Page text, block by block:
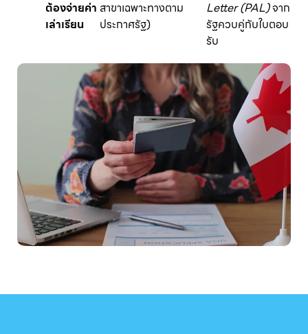
ต้องจ่ายค่า
เล่าเรียน
สาขาเฉพาะทางตาม
ประกาศรัฐ)
Letter (PAL)จาก
รัฐควบคู่กับใบตอบ
รับ